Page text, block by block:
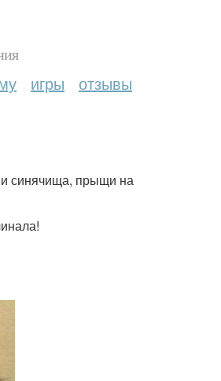
игры отзывы
синячища, прыщи на